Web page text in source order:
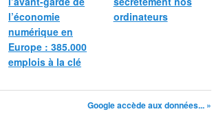
v
l’économie
numérique en
Europe : 385.000
emplois à la clé
ordinateurs
Google accède aux données... »